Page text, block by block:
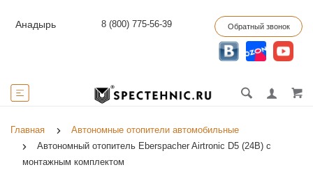
Анадырь 8 (800) 775-56-39 Обратный звонок
Главная
Автономные отопители автомобильные
Автономный отопитель Eberspacher Airtronic D5 (24В) с
монтажным комплектом